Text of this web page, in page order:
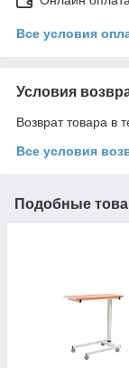
Все условия
Условия
Возврат товара в
Все условия
Подобные